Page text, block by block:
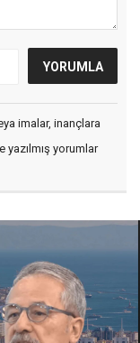
imalar, inançlara
yazılmış yorumlar